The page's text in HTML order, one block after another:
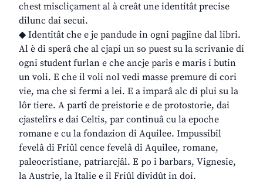
chest miscliçament al à creât une identitât precise
dilunc dai secui.
◆ Identitât che e je pandude in ogni pagjine dal libri.
Al è di sperâ che al cjapi un so puest su la scrivanie di
ogni student furlan e che ancje paris e maris i butin
un voli. E che il voli nol vedi masse premure di cori
vie, ma che si fermi a lei. E a imparâ alc di plui su la
lôr tiere. A partî de preistorie e de protostorie, dai
cjastelîrs e dai Celtis, par continuâ cu la epoche
romane e cu la fondazion di Aquilee. Impussibil
fevelâ di Friûl cence fevelâ di Aquilee, romane,
paleocristiane, patriarcjâl. E po i barbars, Vignesie,
la Austrie, la Italie e il Friûl dividût in doi.